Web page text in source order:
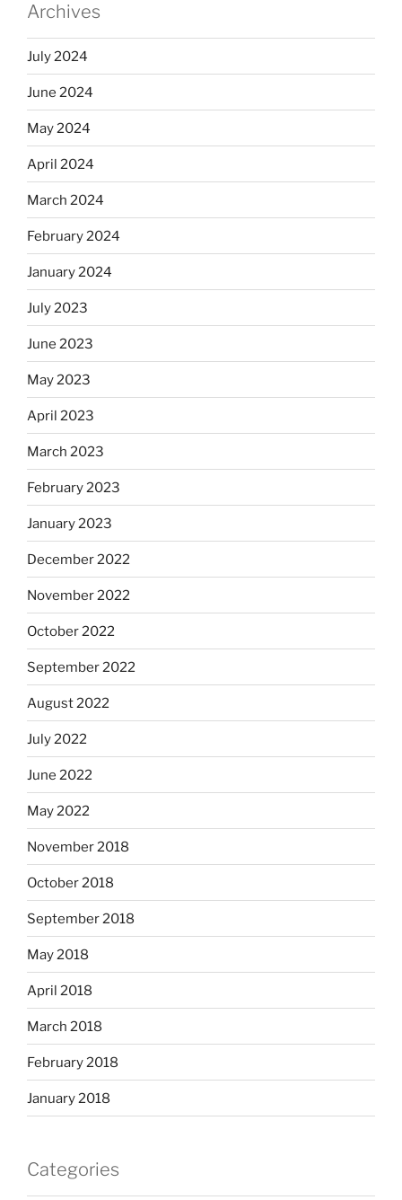
Archives
July 2024
June 2024
May 2024
April 2024
March 2024
February 2024
January 2024
July 2023
June 2023
May 2023
April 2023
March 2023
February 2023
January 2023
December 2022
November 2022
October 2022
September 2022
August 2022
July 2022
June 2022
May 2022
November 2018
October 2018
September 2018
May 2018
April 2018
March 2018
February 2018
January 2018
Categories